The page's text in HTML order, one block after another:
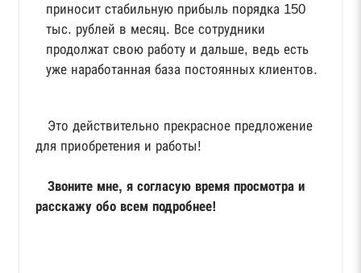
приносит стабильную прибыль порядка 150
тыс. рублей в месяц. Все сотрудники
продолжат свою работу и дальше, ведь есть
уже наработанная база постоянных клиентов.
Это действительно прекрасное предложение
для приобретения и работы!
Звоните мне, я согласую время просмотра и
расскажу обо всем подробнее!